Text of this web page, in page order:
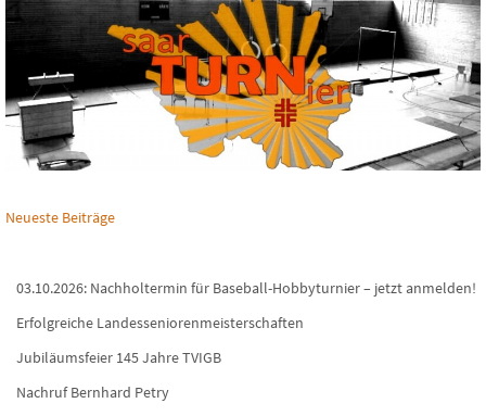
Neueste Beiträge
03.10.2026: Nachholtermin für Baseball-Hobbyturnier – jetzt anmelden!
Erfolgreiche Landesseniorenmeisterschaften
Jubiläumsfeier 145 Jahre TVIGB
Nachruf Bernhard Petry